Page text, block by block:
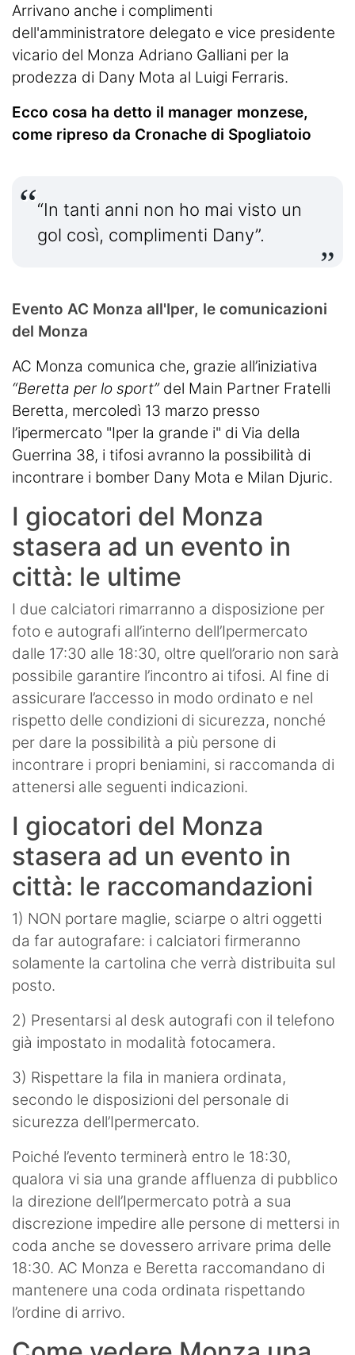
Arrivano anche i complimenti
dell'amministratore delegato e vice presidente
vicario del Monza Adriano Galliani per la
prodezza di Dany Mota al Luigi Ferraris.
Ecco cosa ha detto il manager monzese,
come ripreso da Cronache di Spogliatoio
“In tanti anni non ho mai visto un
gol così, complimenti Dany”.
Evento AC Monza all'Iper, le comunicazioni
del Monza
AC Monza comunica che, grazie all’iniziativa
“Beretta per lo sport”del Main Partner Fratelli
Beretta, mercoledì 13 marzo presso
l’ipermercato "Iper la grande i" di Via della
Guerrina 38, i tifosi avranno la possibilità di
incontrare i bomber Dany Mota e Milan Djuric.
I giocatori del Monza
stasera ad un evento in
città: le ultime
I due calciatori rimarranno a disposizione per
foto e autografi all’interno dell’Ipermercato
dalle 17:30 alle 18:30, oltre quell’orario non sarà
possibile garantire l’incontro ai tifosi. Al fine di
assicurare l’accesso in modo ordinato e nel
rispetto delle condizioni di sicurezza, nonché
per dare la possibilità a più persone di
incontrare i propri beniamini, si raccomanda di
attenersi alle seguenti indicazioni.
I giocatori del Monza
stasera ad un evento in
città: le raccomandazioni
1) NON portare maglie, sciarpe o altri oggetti
da far autografare: i calciatori firmeranno
solamente la cartolina che verrà distribuita sul
posto.
2) Presentarsi al desk autografi con il telefono
già impostato in modalità fotocamera.
3) Rispettare la fila in maniera ordinata,
secondo le disposizioni del personale di
sicurezza dell’Ipermercato.
Poiché l’evento terminerà entro le 18:30,
qualora vi sia una grande affluenza di pubblico
la direzione dell’Ipermercato potrà a sua
discrezione impedire alle persone di mettersi in
coda anche se dovessero arrivare prima delle
18:30. AC Monza e Beretta raccomandano di
mantenere una coda ordinata rispettando
l’ordine di arrivo.